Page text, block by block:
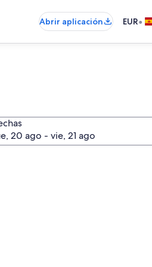
Abrir aplicación EUR•